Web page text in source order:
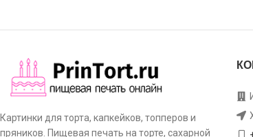
Картинки для торта, капкейков, топперов и
пряников. Пищевая печать на торте, сахарной